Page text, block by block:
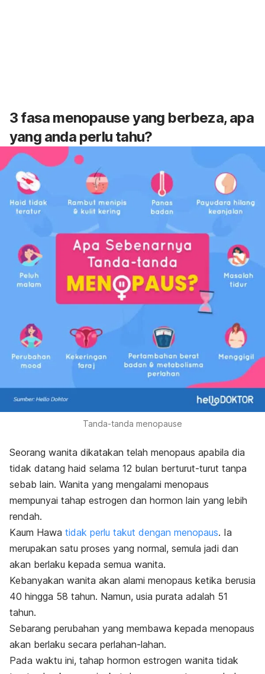
3 fasa menopauseyang berbeza, apa
yang anda perlu tahu?
Tanda-tanda menopause
Seorang wanita dikatakan telah menopaus apabila dia
tidak datang haid selama 12 bulan berturut-turut tanpa
sebab lain. Wanita yang mengalami menopaus
mempunyai tahap estrogen dan hormon lain yang lebih
rendah.
Kaum Hawa tidak perlu takut dengan menopaus. Ia
merupakan satu proses yang normal, semula jadi dan
akan berlaku kepada semua wanita.
Kebanyakan wanita akan alami menopaus ketika berusia
40 hingga 58 tahun. Namun, usia purata adalah 51
tahun.
Sebarang perubahan yang membawa kepada menopaus
akan berlaku secara perlahan-lahan.
Pada waktu ini, tahap hormon estrogen wanita tidak